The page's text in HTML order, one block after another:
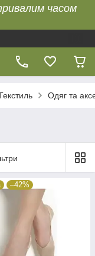
часом
Одяг та
–42%